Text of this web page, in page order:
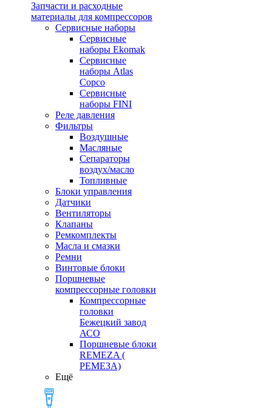
Запчасти и расходные
материалы для компрессоров
Cервисные наборы
Сервисные
наборы Ekomak
Cервисные
наборы Atlas
Copco
Сервисные
наборы FINI
Реле давления
Фильтры
Воздушные
Масляные
Сепараторы
воздух/масло
Топливные
Блоки управления
Датчики
Вентиляторы
Клапаны
Ремкомплекты
Масла и смазки
Ремни
Винтовые блоки
Поршневые
компрессорные головки
Компрессорные
головки
Бежецкий завод
АСО
Поршневые блоки
REMEZA (
РЕМЕЗА)
Ещё